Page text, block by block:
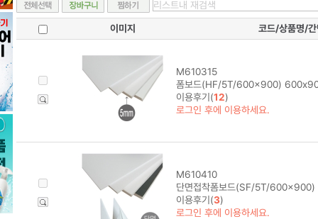
이미지 코드/상품명/간
M610315
폼보드(HF/5T/600x900)
이용후기(12)
로그인 후에 이용하세요.
M610410
단면접착폼보드(SF/5T/
이용후기(3)
로그인 후에 이용하세요.